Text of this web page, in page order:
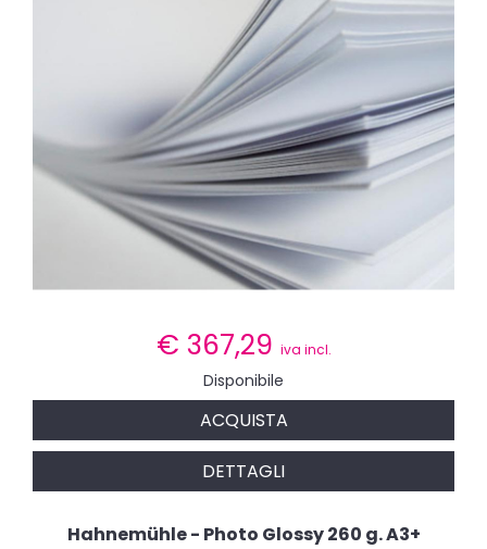
€ 367,29 iva incl.
Disponibile
ACQUISTA
DETTAGLI
Hahnemühle - Photo Glossy 260 g. A3+